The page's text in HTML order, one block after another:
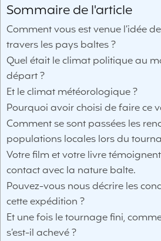
Sommaire de l'article
Comment vous est venue l’idée
travers les pays baltes ?
Quel était le climat politique au
départ ?
Et le climat météorologique ?
Pourquoi avoir choisi de faire ce
Comment se sont passées les
populations locales lors du
Votre film et votre livre
contact avec la nature balte.
Pouvez-vous nous décrire les
cette expédition ?
Et une fois le tournage fini,
s’est-il achevé ?